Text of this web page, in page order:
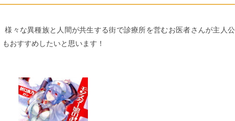
々な異種族と人間が共生する街で診療所を営むお医者さんが主人公
もおすすめしたいと思います！